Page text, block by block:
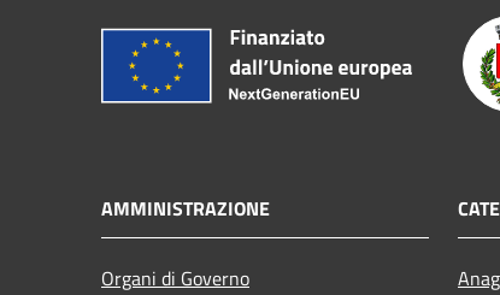
AMMINISTRAZIONE
Organi di Governo